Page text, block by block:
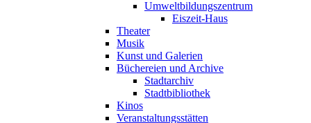
Umweltbildungszentrum
Eiszeit-Haus
Theater
Musik
Kunst und Galerien
Büchereien und Archive
Stadtarchiv
Stadtbibliothek
Kinos
Veranstaltungsstätten